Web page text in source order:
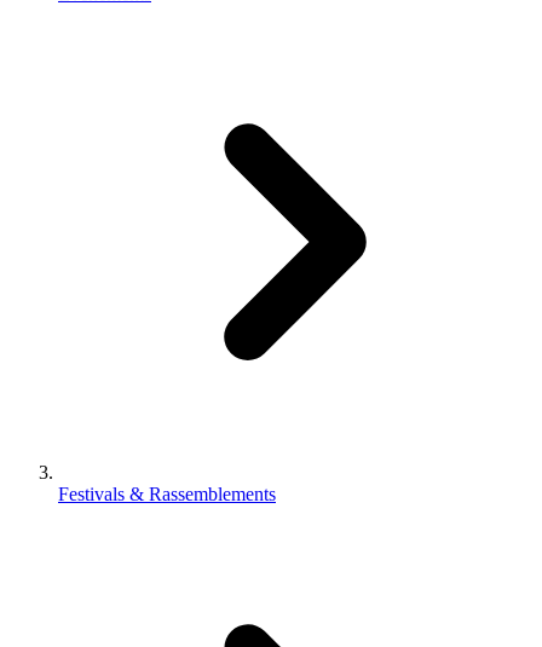
Festivals & Rassemblements